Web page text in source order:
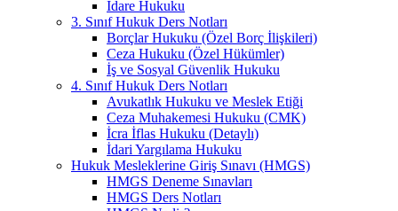
İdare Hukuku
3. Sınıf Hukuk Ders Notları
Borçlar Hukuku (Özel Borç İlişkileri)
Ceza Hukuku (Özel Hükümler)
İş ve Sosyal Güvenlik Hukuku
4. Sınıf Hukuk Ders Notları
Avukatlık Hukuku ve Meslek Etiği
Ceza Muhakemesi Hukuku (CMK)
İcra İflas Hukuku (Detaylı)
İdari Yargılama Hukuku
Hukuk Mesleklerine Giriş Sınavı (HMGS)
HMGS Deneme Sınavları
HMGS Ders Notları